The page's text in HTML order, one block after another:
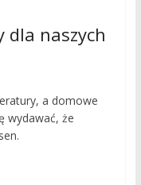
dla naszych
a domowe
wydawać, że